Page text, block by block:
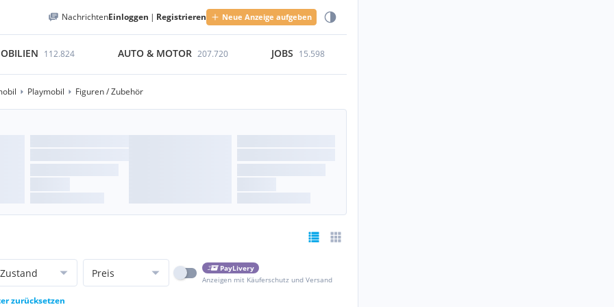
NachrichtenEinloggen | Registrieren Neue Anzeige aufgeben
112.824 AUTO & MOTOR 207.720 JOBS 15.598
Playmobil Figuren / Zubehör
Zustand Preis
PayLivery
Anzeigen mit Käuferschutz und Versand
zurücksetzen